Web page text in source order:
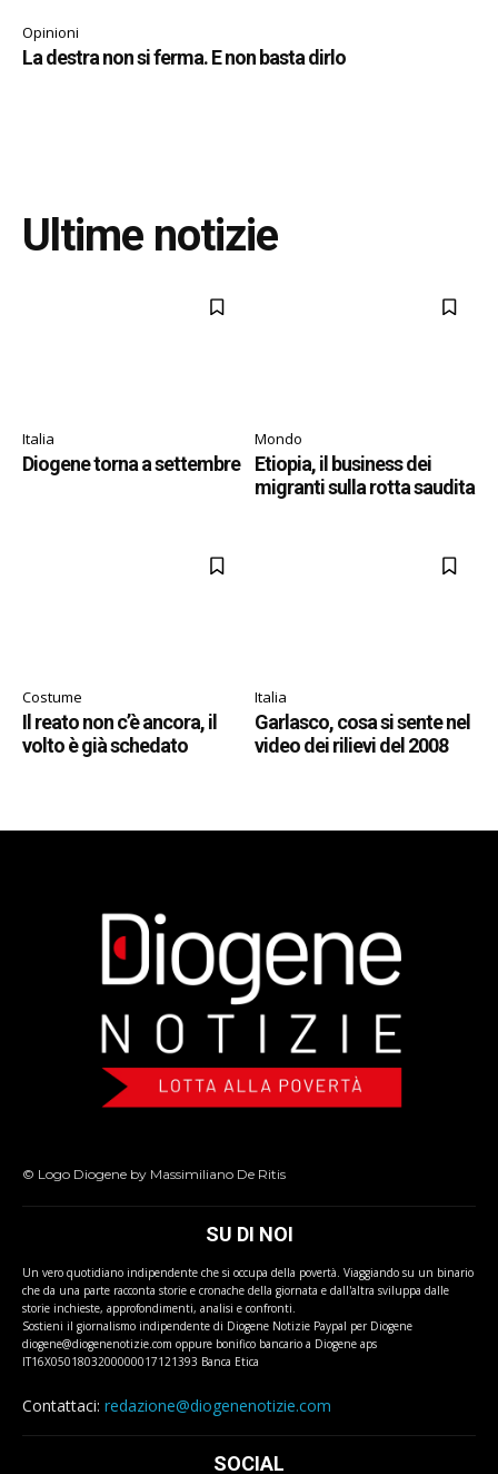
Opinioni
La destra non si ferma. E non basta dirlo
Ultime notizie
Italia
Diogene torna a settembre
Mondo
Etiopia, il business dei
migranti sulla rotta saudita
Costume
Il reato non c’è ancora, il
volto è già schedato
Italia
Garlasco, cosa si sente nel
video dei rilievi del 2008
© Logo Diogene by Massimiliano De Ritis
SU DI NOI
Un vero quotidiano indipendente che si occupa della povertà. Viaggiando su un binario
che da una parte racconta storie e cronache della giornata e dall'altra sviluppa dalle
storie inchieste, approfondimenti, analisi e confronti.
Sostieni il giornalismo indipendente di Diogene Notizie Paypal per Diogene
diogene@diogenenotizie.com oppure bonifico bancario a Diogene aps
IT16X0501803200000017121393 Banca Etica
Contattaci: redazione@diogenenotizie.com
SOCIAL